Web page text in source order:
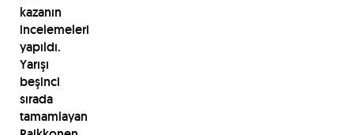
kazanın
incelemeleri
yapıldı.
Yarışı
beşinci
sırada
tamamlayan